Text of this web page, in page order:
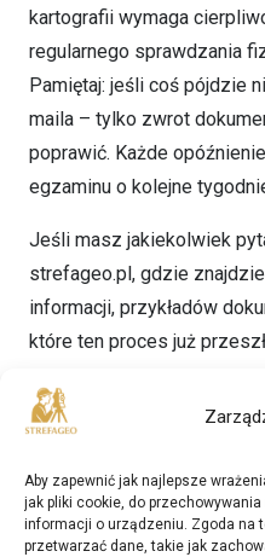
Aby zapewnić jak najlepsze
jak pliki cookie, do
informacji o urządzeniu. Zgoda na
przetwarzać dane, takie jak
kartografii wymaga
regularnego sprawdzania
Pamiętaj: jeśli coś pójdzie
maila – tylko zwrot
poprawić. Każde
egzaminu o kolejne
Jeśli masz jakiekolwiek
strefageo.pl, gdzie
informacji, przykładów
które ten proces już
Powodzenia!
facebooku gdzie już jest
Kliknij i dołącz do grupy